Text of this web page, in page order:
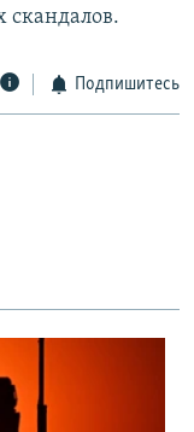
скандалов.
Подпишитесь